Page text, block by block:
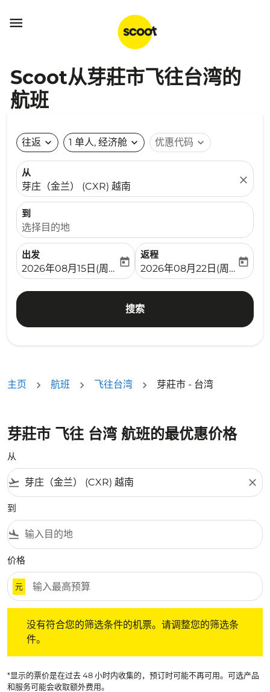

Scoot从芽莊市飞往台湾的
航班
往返 expand_more 1 单人, 经济舱 expand_more 优惠代码 expand_more
从
芽庄（金兰） (CXR) 越南
close
到
选择目的地
出发
fc-booking-departure-date-aria-label
2026年08月15日(周六)
today
返程
fc-booking-return-date-
2026年08月22日(周六)
today
搜索
主页 航班 飞往台湾 芽莊市 - 台湾
芽莊市 飞往 台湾 航班的最优惠价格
从
flight_takeoff close
到
flight_land
价格
元
没有符合您的筛选条件的机票。请调整您的筛选条
件。
*显示的票价是在过去 48 小时内收集的，预订时可能不再可用。可选产品
和服务可能会收取额外费用。